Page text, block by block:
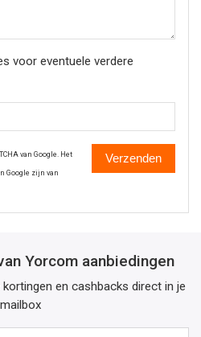
voor eventuele verdere
Verzenden
van Google. Het
Google zijn van
Yorcom aanbiedingen
en cashbacks direct in je
mailbox